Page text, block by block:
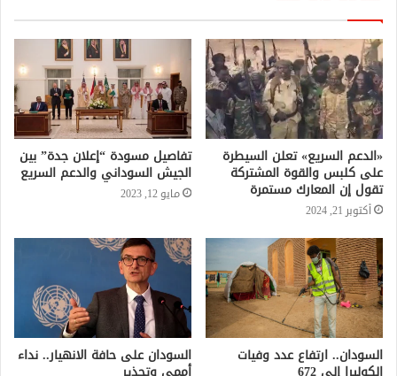
«الدعم السريع» تعلن السيطرة
على كلبس والقوة المشتركة
تقول إن المعارك مستمرة
أكتوبر 21, 2024
تفاصيل مسودة “إعلان جدة” بين
الجيش السوداني والدعم السريع
مايو 12, 2023
السودان.. ارتفاع عدد وفيات السودان على حافة الانهيار.. نداء